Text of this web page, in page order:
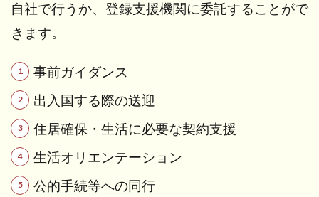
自社で行うか、登録支援機関に委託することがで
きます。
事前ガイダンス
出入国する際の送迎
住居確保・生活に必要な契約支援
生活オリエンテーション
公的手続等への同行